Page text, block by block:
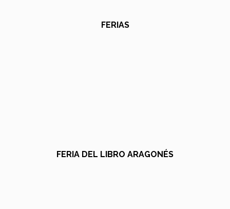
FERIAS
FERIA DEL LIBRO ARAGONÉS